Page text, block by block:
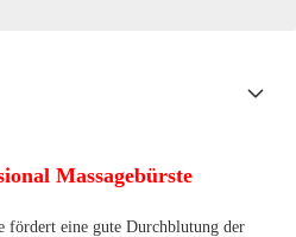
Massagebürste
fördert eine gute Durchblutung der